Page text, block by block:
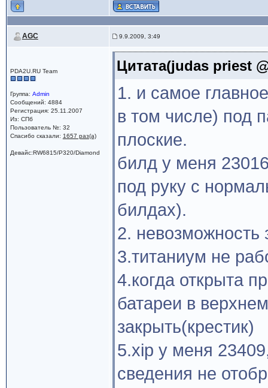
AGC 9.9.2009, 3:49
PDA2U.RU Team
Группа: Admin
Сообщений: 4884
Регистрация: 25.11.2007
Из: СПб
Пользователь №: 32
Спасибо сказали: 1657 раз(а)
Девайс:RW6815/P320/Diamond
Цитата(judas priest
1. и самое
в том числе) под
плоские.
билд у меня
под руку с
билдах).
2.
3.титаниум не
4.когда открыта
батареи в
закрыть(крестик)
5.xip у меня
сведения не